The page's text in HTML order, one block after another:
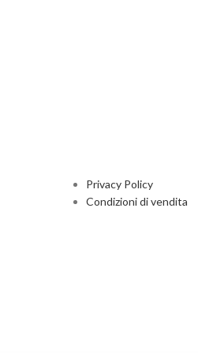
Privacy Policy
Condizioni di vendita